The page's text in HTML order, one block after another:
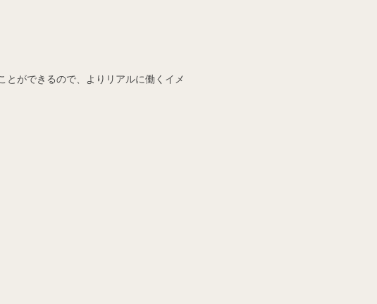
ができるので、よりリアルに働くイメ